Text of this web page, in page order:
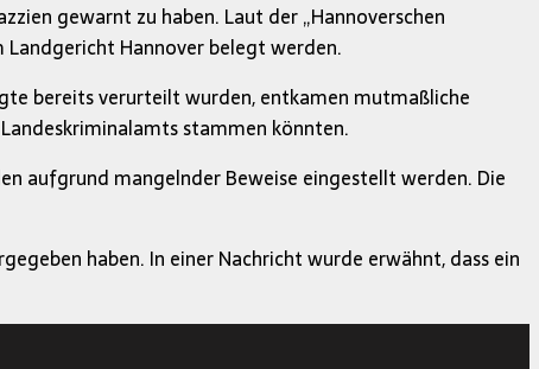
gewarnt zu haben. Laut der „Hannoverschen
Landgericht Hannover belegt werden.
bereits verurteilt wurden, entkamen mutmaßliche
stammen könnten.
aufgrund mangelnder Beweise eingestellt werden. Die
haben. In einer Nachricht wurde erwähnt, dass ein